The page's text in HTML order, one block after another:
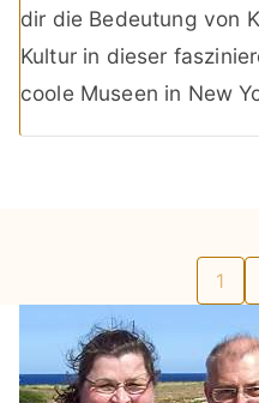
dir die Bedeutung von
Kultur in dieser
coole Museen in New
der
Beiträge
1